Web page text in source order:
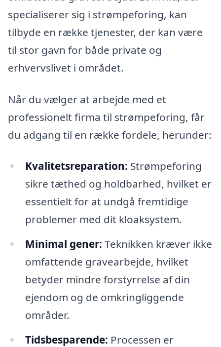
specialiserer sig i strømpeforing, kan
tilbyde en række tjenester, der kan være
til stor gavn for både private og
erhvervslivet i området.
Når du vælger at arbejde med et
professionelt firma til strømpeforing, får
du adgang til en række fordele, herunder:
Kvalitetsreparation: Strømpeforing
sikre tæthed og holdbarhed, hvilket er
essentielt for at undgå fremtidige
problemer med dit kloaksystem.
Minimal gener: Teknikken kræver ikke
omfattende gravearbejde, hvilket
betyder mindre forstyrrelse af din
ejendom og de omkringliggende
områder.
Tidsbesparende: Processen er